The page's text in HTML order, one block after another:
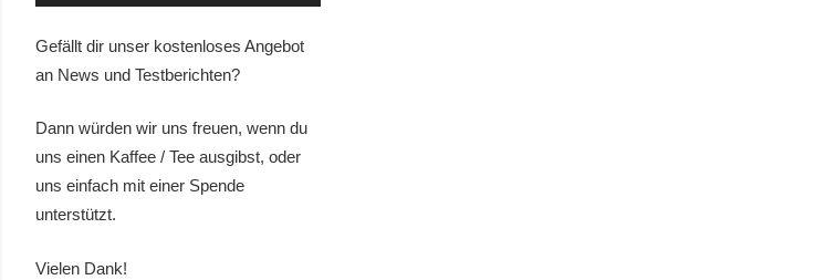
Gefällt dir unser kostenloses Angebot
an News und Testberichten?
Dann würden wir uns freuen, wenn du
uns einen Kaffee / Tee ausgibst, oder
uns einfach mit einer Spende
unterstützt.
Vielen Dank!